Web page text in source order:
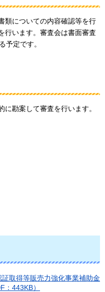
類についての内容確認等を行
行います。審査会は書面審査
予定です。
勘案して審査を行います。
取得等販売力強化事業補助金
：443KB）